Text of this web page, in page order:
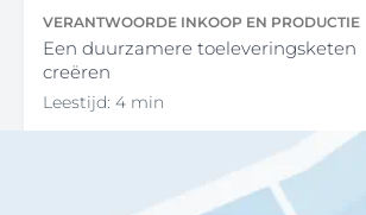
VERANTWOORDE INKOOP EN PRODUCTIE
Een duurzamere toeleveringsketen
creëren
Leestijd: 4 min